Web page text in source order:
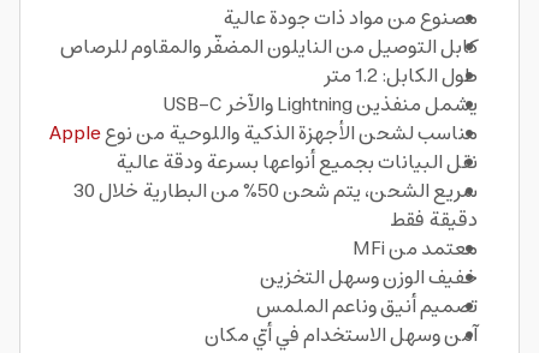
مصنوع من مواد ذات جودة عالية
كابل التوصيل من النايلون المضفّر والمقاوم للرصاص
طول الكابل: 1.2 متر
يشمل منفذين Lightning والآخر USB-C
مناسب لشحن الأجهزة الذكية واللوحية من نوعApple
نقل البيانات بجميع أنواعها بسرعة ودقة عالية
سريع الشحن، يتم شحن 50% من البطارية خلال 30
دقيقة فقط
معتمد من MFi
خفيف الوزن وسهل التخزين
تصميم أنيق وناعم الملمس
آمن وسهل الاستخدام في أيّ مكان